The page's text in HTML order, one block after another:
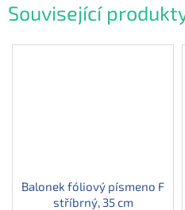
Související
Balonek fóliový písmeno F
stříbrný, 35 cm